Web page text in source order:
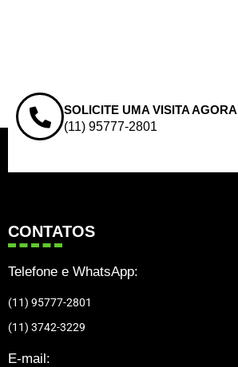
SOLICITE UMA VISITA AGORA
(11) 95777-2801
CONTATOS
Telefone e WhatsApp:
(11) 95777-2801
(11) 3742-3229
E-mail: